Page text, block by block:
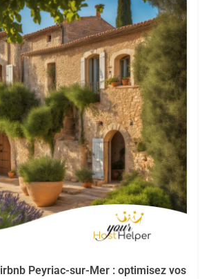
Peyriac-sur-Mer : optimisez vos